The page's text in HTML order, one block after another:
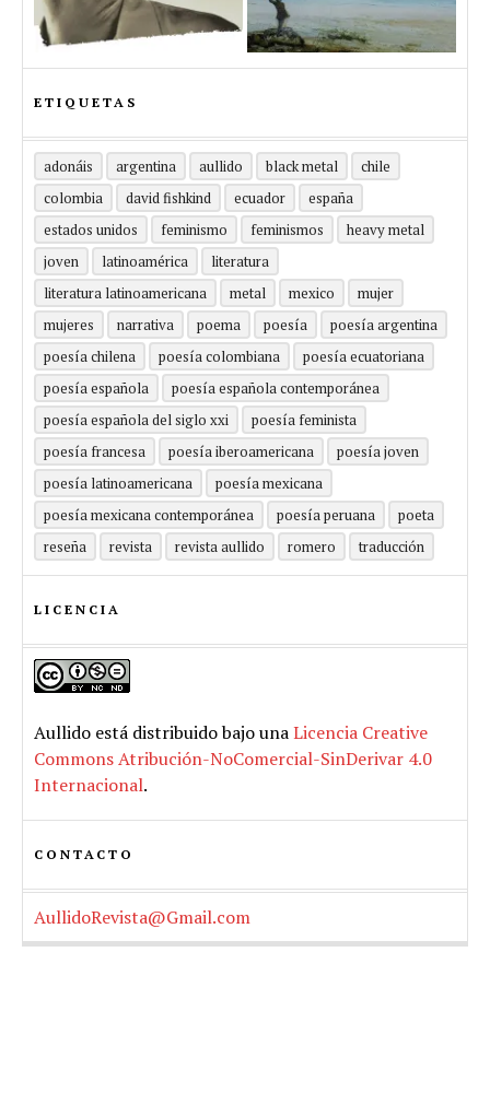
ETIQUETAS
adonáis argentina aullido black metal
chile
colombia
david fishkind ecuador
españa
estados unidos
feminismo feminismos
heavy metal
joven
latinoamérica
literatura
literatura latinoamericana
metal mexico
mujer
mujeres
narrativa poema poesía
poesía argentina
poesía chilena
poesía colombiana
poesía ecuatoriana
poesía española
poesía española contemporánea
poesía española del siglo xxi
poesía feminista
poesía francesa
poesía iberoamericana
poesía joven
poesía latinoamericana
poesía mexicana
poesía mexicana contemporánea
poesía peruana
poeta
reseña
revista revista aullido romero traducción
LICENCIA
Aullido está distribuido bajo unaLicencia Creative
Commons Atribución-NoComercial-SinDerivar 4.0
Internacional.
CONTACTO
AullidoRevista@Gmail.com